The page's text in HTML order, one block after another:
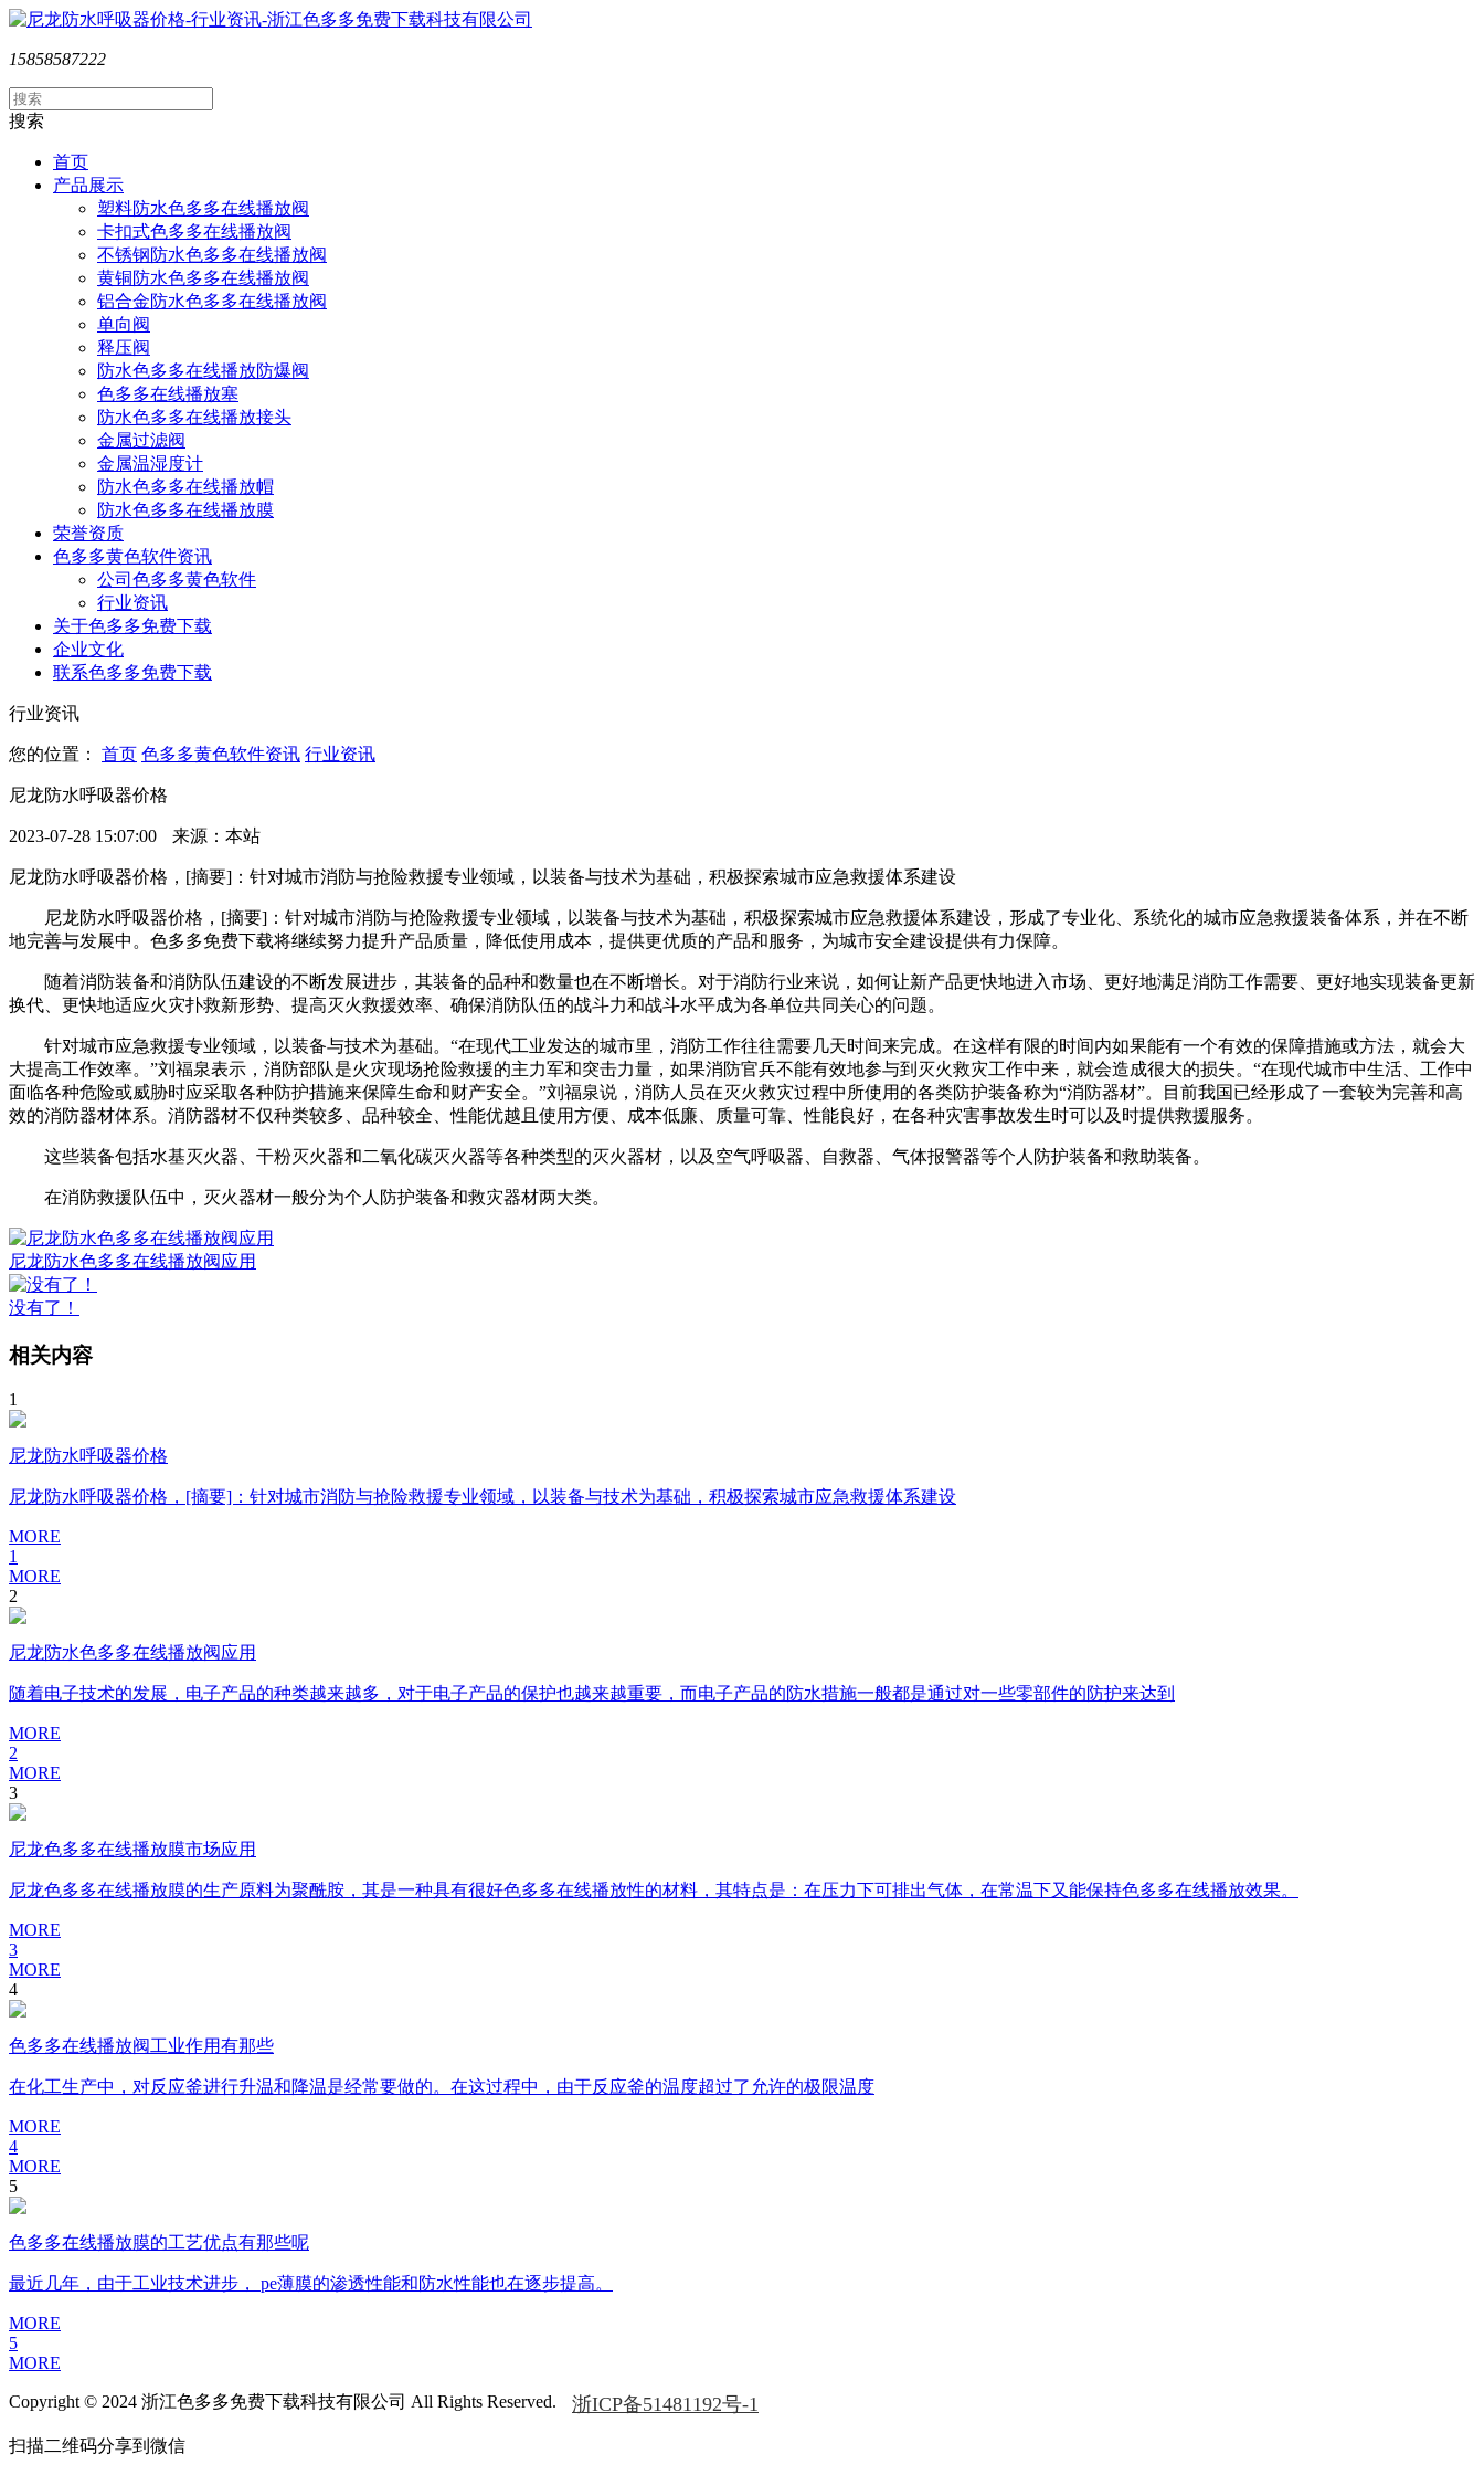
15858587222
搜索
首页
产品展示
塑料防水色多多在线播放阀
卡扣式色多多在线播放阀
不锈钢防水色多多在线播放阀
黄铜防水色多多在线播放阀
铝合金防水色多多在线播放阀
单向阀
释压阀
防水色多多在线播放防爆阀
色多多在线播放塞
防水色多多在线播放接头
金属过滤阀
金属温湿度计
防水色多多在线播放帽
防水色多多在线播放膜
荣誉资质
色多多黄色软件资讯
公司色多多黄色软件
行业资讯
关于色多多免费下载
企业文化
联系色多多免费下载
行业资讯
您的位置： 首页 色多多黄色软件资讯 行业资讯
尼龙防水呼吸器价格
2023-07-28 15:07:00 来源：本站
尼龙防水呼吸器价格，[摘要]：针对城市消防与抢险救援专业领域，以装备与技术为基础，积极探索城市应急救援体系建设
尼龙防水呼吸器价格，[摘要]：针对城市消防与抢险救援专业领域，以装备与技术为基础，积极探索城市应急救援体系建设，形成了专业化、系统化的城市应急救援装备体系，并在不断
地完善与发展中。色多多免费下载将继续努力提升产品质量，降低使用成本，提供更优质的产品和服务，为城市安全建设提供有力保障。
随着消防装备和消防队伍建设的不断发展进步，其装备的品种和数量也在不断增长。对于消防行业来说，如何让新产品更快地进入市场、更好地满足消防工作需要、更好地实现装备更新
换代、更快地适应火灾扑救新形势、提高灭火救援效率、确保消防队伍的战斗力和战斗水平成为各单位共同关心的问题。
针对城市应急救援专业领域，以装备与技术为基础。“在现代工业发达的城市里，消防工作往往需要几天时间来完成。在这样有限的时间内如果能有一个有效的保障措施或方法，就会大
大提高工作效率。”刘福泉表示，消防部队是火灾现场抢险救援的主力军和突击力量，如果消防官兵不能有效地参与到灭火救灾工作中来，就会造成很大的损失。“在现代城市中生活、工作中
面临各种危险或威胁时应采取各种防护措施来保障生命和财产安全。”刘福泉说，消防人员在灭火救灾过程中所使用的各类防护装备称为“消防器材”。目前我国已经形成了一套较为完善和高
效的消防器材体系。消防器材不仅种类较多、品种较全、性能优越且使用方便、成本低廉、质量可靠、性能良好，在各种灾害事故发生时可以及时提供救援服务。
这些装备包括水基灭火器、干粉灭火器和二氧化碳灭火器等各种类型的灭火器材，以及空气呼吸器、自救器、气体报警器等个人防护装备和救助装备。
在消防救援队伍中，灭火器材一般分为个人防护装备和救灾器材两大类。
尼龙防水色多多在线播放阀应用
没有了！
相关内容
1
尼龙防水呼吸器价格
尼龙防水呼吸器价格，[摘要]：针对城市消防与抢险救援专业领域，以装备与技术为基础，积极探索城市应急救援体系建设
MORE
1
MORE
2
尼龙防水色多多在线播放阀应用
随着电子技术的发展，电子产品的种类越来越多，对于电子产品的保护也越来越重要，而电子产品的防水措施一般都是通过对一些零部件的防护来达到
MORE
2
MORE
3
尼龙色多多在线播放膜市场应用
尼龙色多多在线播放膜的生产原料为聚酰胺，其是一种具有很好色多多在线播放性的材料，其特点是：在压力下可排出气体，在常温下又能保持色多多在线播放效果。
MORE
3
MORE
4
色多多在线播放阀工业作用有那些
在化工生产中，对反应釜进行升温和降温是经常要做的。在这过程中，由于反应釜的温度超过了允许的极限温度
MORE
4
MORE
5
色多多在线播放膜的工艺优点有那些呢
最近几年，由于工业技术进步， pe薄膜的渗透性能和防水性能也在逐步提高。
MORE
5
MORE
Copyright © 2024 浙江色多多免费下载科技有限公司 All Rights Reserved. 浙ICP备51481192号-1
扫描二维码分享到微信